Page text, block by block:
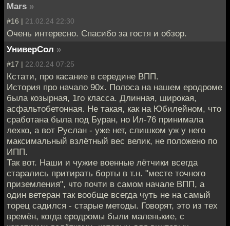
Mars »
#16 | 21.02.24 22:30
Очень интересно. Спасибо за гостя и обзор.
УниверСол »
#17 | 22.02.24 07:25
Кстати, про касание в середине ВПП.
История про начало 90х. Полоса на нашем еродроме
была козырная, 1го класса. Длинная, широкая,
асфальтобетонная. Не такая, как на Юбилейном, что
сработана была под Буран, но Ил-76 принимала
лехко, а вот Руслан - уже нет, слишком уж у него
максимальный взлётный вес велик, не положено по
ИПП.
Так вот. Наши и чужие военные лётчики всегда
старались притирать борты в т.н. "месте точного
приземления", что почти в самом начале ВПП, а
один ветеран так вообще всегда чуть не на самый
торец садился - старые методы. Говорят, это из тех
времён, когда еродромы были маленькие, с